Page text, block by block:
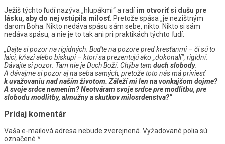
Ježiš týchto ľudí nazýva „hlupákmi“ a radíim otvoriť si dušu pre
lásku, aby do nej vstúpila milosť. Pretože spása „je nezištným
darom Boha. Nikto nedáva spásu sám sebe, nikto. Nikto si sám
nedáva spásu, a nie je to tak ani pri praktikách týchto ľudí:
„Dajte si pozor na rigidných. Buďte na pozore pred kresťanmi – či sú to
laici, kňazi alebo biskupi – ktorí sa prezentujú ako „dokonalí“, rigidní.
Dávajte si pozor. Tam nie je Duch Boží. Chýba tam duch slobody.
A dávajme si pozor aj na seba samých, pretože toto nás má priviesť
k uvažovaniu nad naším životom. Záleží mi len na vonkajšom dojme?
A svoje srdce nemením? Neotváram svoje srdce pre modlitbu, pre
slobodu modlitby, almužny a skutkov milosrdenstva?“
Pridaj komentár
Vaša e-mailová adresa nebude zverejnená. Vyžadované polia sú
označené *